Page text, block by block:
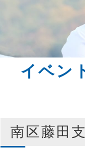
イベン
南区藤田